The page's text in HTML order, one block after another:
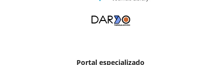
Portal especializado